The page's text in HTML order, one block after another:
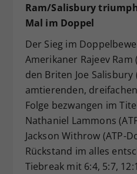
Ram/Salisbury
Mal im Doppel
Der Sieg im
Amerikaner Rajeev Ram
den Briten Joe Salisbury
amtierenden,
Folge bezwangen im
Nathaniel Lammons
Jackson Withrow (ATP-
Rückstand im alles
Tiebreak mit 6:4, 5:7,